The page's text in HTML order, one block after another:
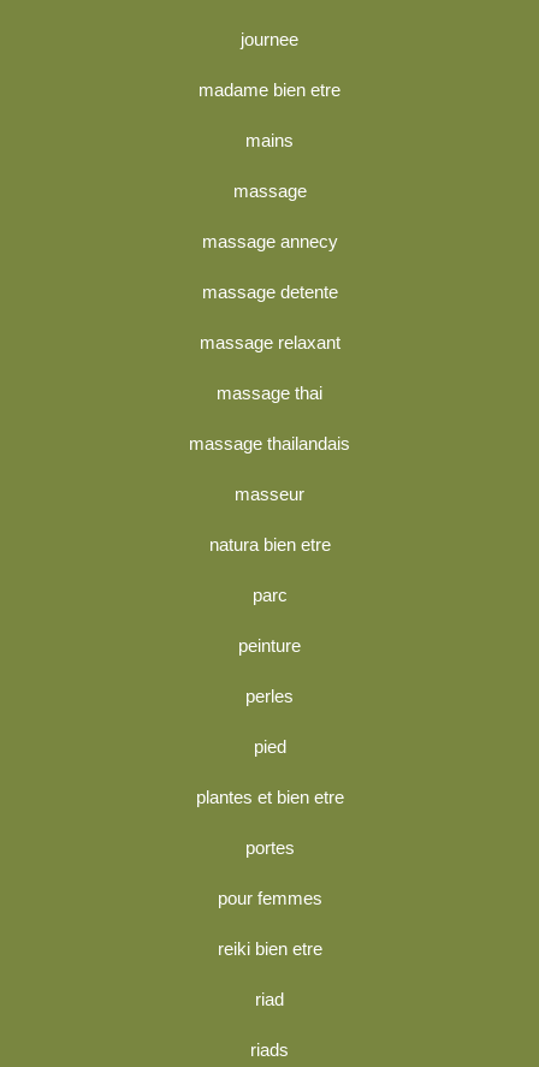
journee
madame bien etre
mains
massage
massage annecy
massage detente
massage relaxant
massage thai
massage thailandais
masseur
natura bien etre
parc
peinture
perles
pied
plantes et bien etre
portes
pour femmes
reiki bien etre
riad
riads